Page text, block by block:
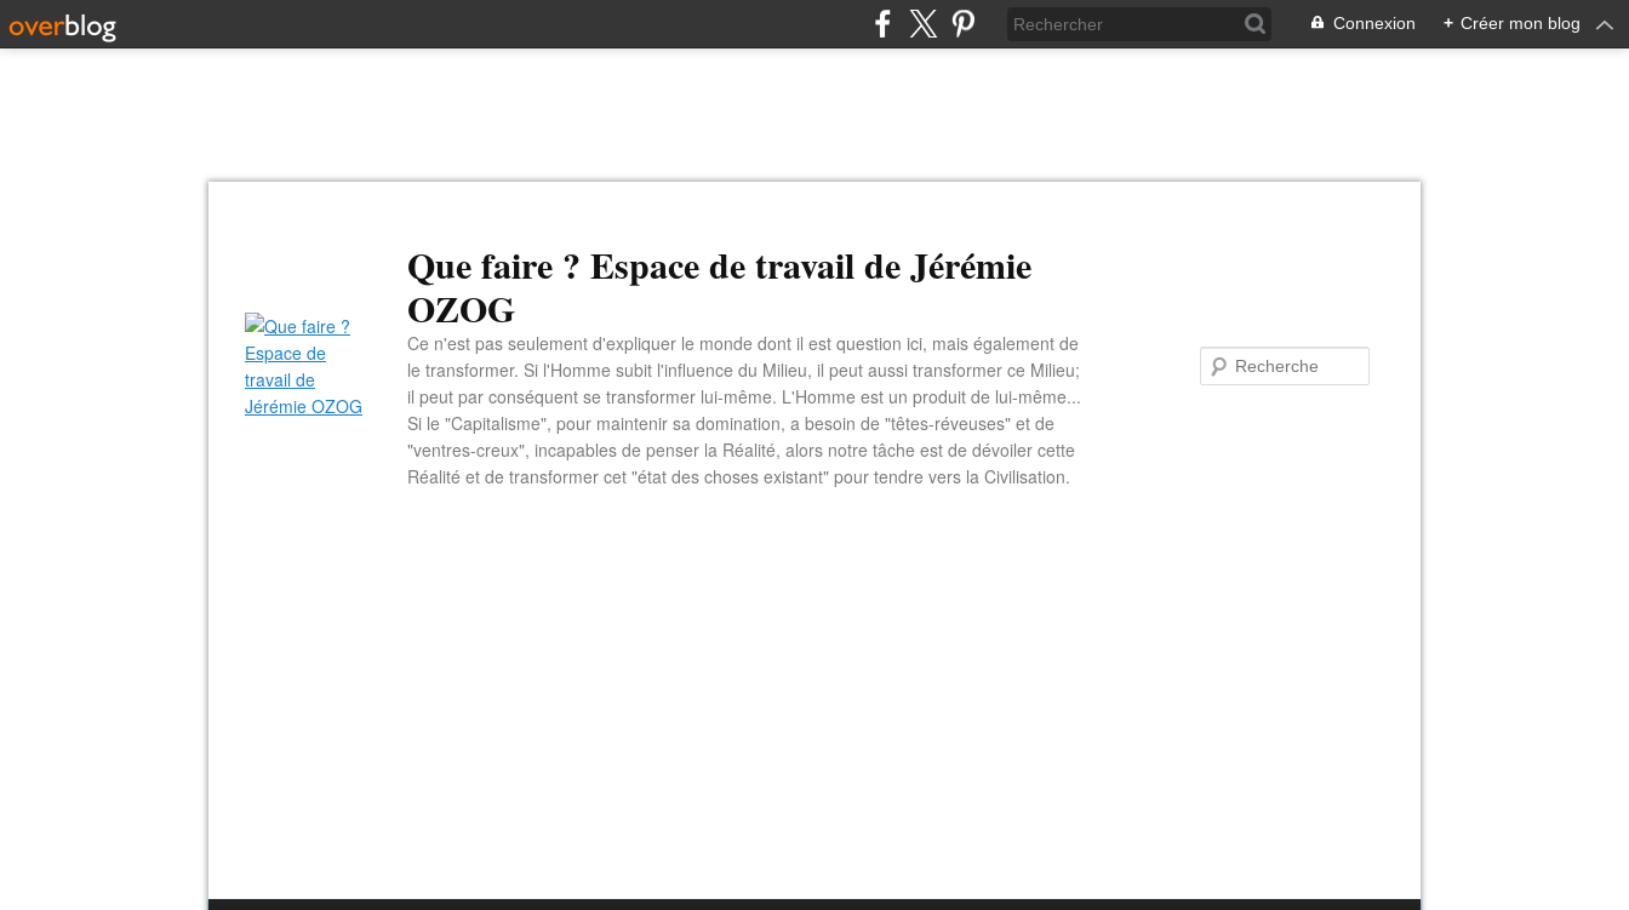
Connexion + Créer mon blog
Que faire ? Espace de travail de Jérémie
OZOG
Ce n'est pas seulement d'expliquer le monde dont il est question ici, mais également de
le transformer. Si l'Homme subit l'influence du Milieu, il peut aussi transformer ce Milieu;
il peut par conséquent se transformer lui-même. L'Homme est un produit de lui-même...
Si le "Capitalisme", pour maintenir sa domination, a besoin de "têtes-réveuses" et de
"ventres-creux", incapables de penser la Réalité, alors notre tâche est de dévoiler cette
Réalité et de transformer cet "état des choses existant" pour tendre vers la Civilisation.